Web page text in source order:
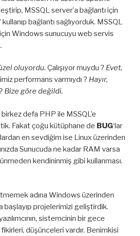
MSSQL server’a bağlantı için
bağlantı sağlıyorduk. MSSQL
Windows sunucuyu web servis
oluyordu. Çalışıyor muydu ? Evet,
performans varmıydı ? Hayır,
Bize göre değildi.
defa PHP ile MSSQL’e
Fakat çoğu kütüphane de BUG‘lar
en sevdiğim ise Linux üzerinden
Sunucuda ne kadar RAM varsa
kendininmiş gibi kullanması.
adına Windows üzerinden
başlayıp projelerimizi geliştirdik.
sistemcinin bir gece
fikirleri, düşünceleri vardır. Benimkisi